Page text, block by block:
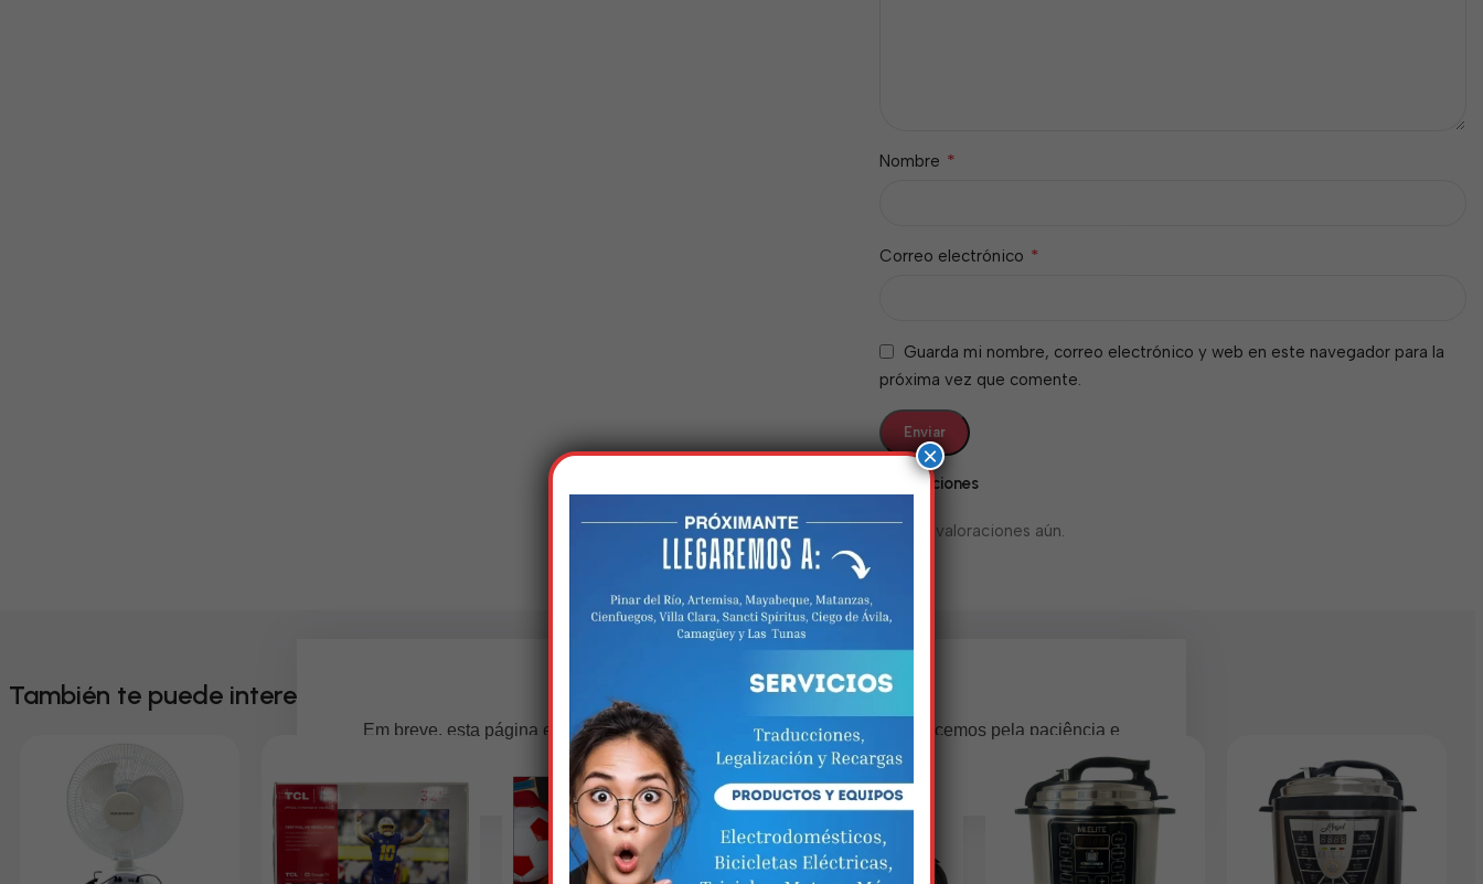
Valoraciones
No hay valoraciones aún.
Nombre *
Correo electrónico *
Guarda mi nombre, correo electrónico y web en este navegador para la
próxima vez que comente.
También te puede interesar
×
Estamos trabalhando nisso!
Em breve, esta página estará disponível com novidades incríveis. Agradecemos pela paciência e
compreensão.